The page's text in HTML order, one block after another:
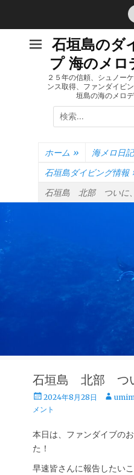
石垣島のダ
プ 海のメ
２５年の信頼、シュノー
ンス取得、ファンダイビ
垣島の海のメロ
検
索:
ホーム » 海メロ日記
石垣島ダイビング情報
石垣島 北部 ついに
石垣島 北部 つ
投
稿
2024年8月28日
投
メント
本日は、ファンダイブの
た！
早速皆さんに報告したいこ